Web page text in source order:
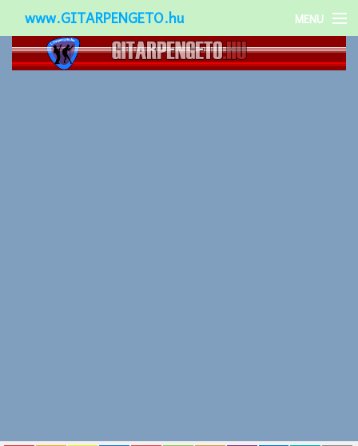
www.GITARPENGETO.hu MENU
Népszerű-